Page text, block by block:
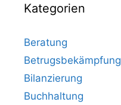
Kategorien
Beratung
Betrugsbekämpfung
Bilanzierung
Buchhaltung